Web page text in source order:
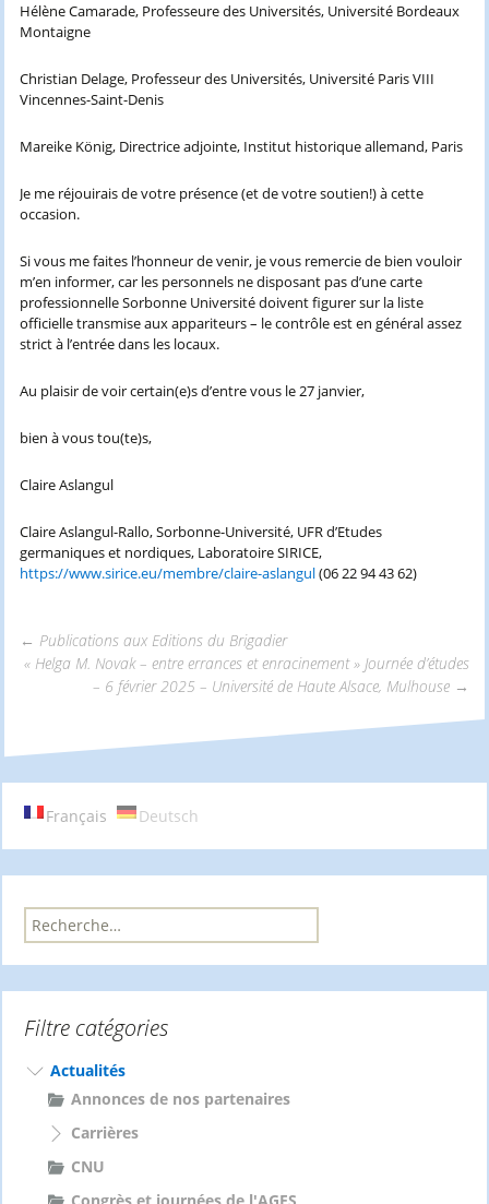
Hélène Camarade, Professeure des Universités, Université Bordeaux
Montaigne
Christian Delage, Professeur des Universités, Université Paris VIII
Vincennes-Saint-Denis
Mareike König, Directrice adjointe, Institut historique allemand, Paris
Je me réjouirais de votre présence (et de votre soutien!) à cette
occasion.
Si vous me faites l’honneur de venir, je vous remercie de bien vouloir
m’en informer, car les personnels ne disposant pas d’une carte
professionnelle Sorbonne Université doivent figurer sur la liste
officielle transmise aux appariteurs – le contrôle est en général assez
strict à l’entrée dans les locaux.
Au plaisir de voir certain(e)s d’entre vous le 27 janvier,
bien à vous tou(te)s,
Claire Aslangul
Claire Aslangul-Rallo, Sorbonne-Université, UFR d’Etudes
germaniques et nordiques, Laboratoire SIRICE,
https://www.sirice.eu/membre/claire-aslangul(06 22 94 43 62)
Navigation
des
articles
← Publications aux Editions du Brigadier
« Helga M. Novak – entre errances et enracinement » Journée d’études
– 6 février 2025 – Université de Haute Alsace, Mulhouse →
Français Deutsch
R
e
r
h
Filtre catégories
Actualités
Annonces de nos partenaires
Carrières
CNU
Congrès et journées de l'AGES